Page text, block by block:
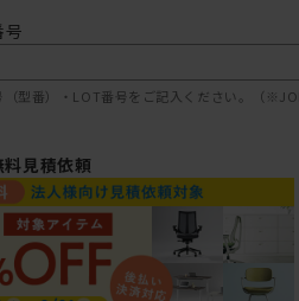
号
（型番）・LOT番号をご記入ください。（
見積依頼